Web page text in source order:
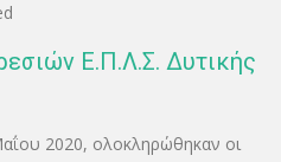
Ε.Π.Λ.Σ. Δυτικής
2020, ολοκληρώθηκαν οι